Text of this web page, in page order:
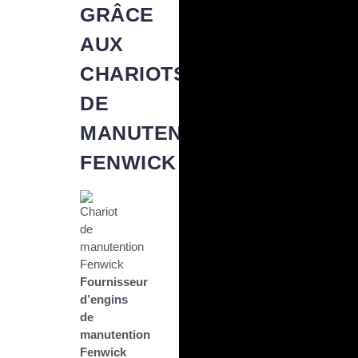
GRÂCE
AUX
CHARIOTS
DE
MANUTENTION
FENWICK
Fournisseur
d’engins
de
manutention
Fenwick